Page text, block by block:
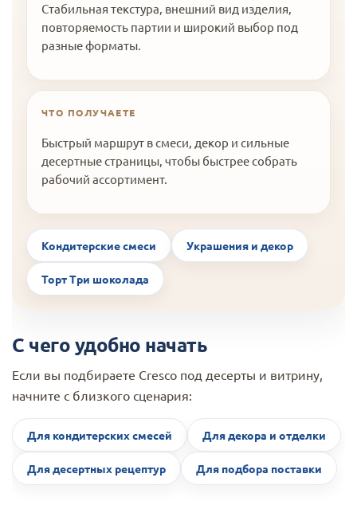
Стабильная текстура, внешний вид изделия,
повторяемость партии и широкий выбор под
разные форматы.
ЧТО ПОЛУЧАЕТЕ
Быстрый маршрут в смеси, декор и сильные
десертные страницы, чтобы быстрее собрать
рабочий ассортимент.
Кондитерские смеси Украшения и декор
Торт Три шоколада
С чего удобно начать
Если вы подбираете Cresco под десерты и витрину,
начните с близкого сценария:
Для кондитерских смесей Для декора и отделки
Для десертных рецептур Для подбора поставки